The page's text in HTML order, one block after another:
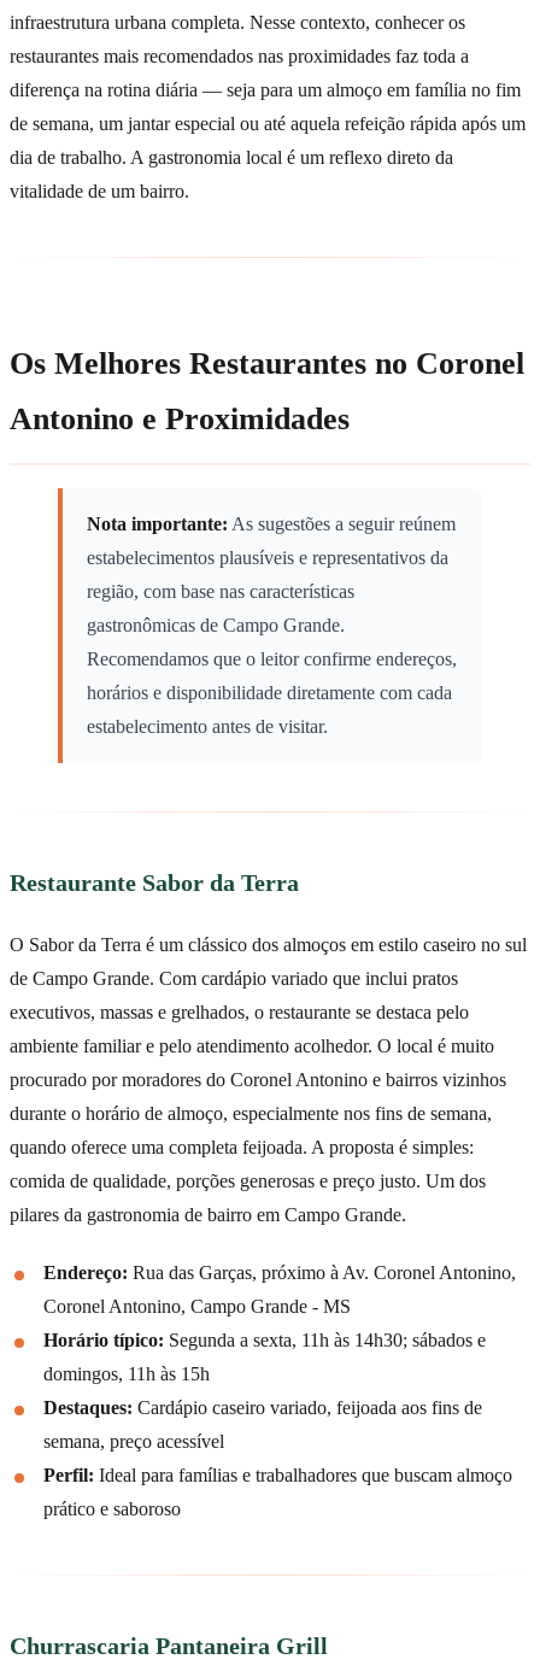
infraestrutura urbana completa. Nesse contexto, conhecer os
restaurantes mais recomendados nas proximidades faz toda a
diferença na rotina diária — seja para um almoço em família no fim
de semana, um jantar especial ou até aquela refeição rápida após um
dia de trabalho. A gastronomia local é um reflexo direto da
vitalidade de um bairro.
Os Melhores Restaurantes no Coronel
Antonino e Proximidades
Nota importante: As sugestões a seguir reúnem
estabelecimentos plausíveis e representativos da
região, com base nas características
gastronômicas de Campo Grande.
Recomendamos que o leitor confirme endereços,
horários e disponibilidade diretamente com cada
estabelecimento antes de visitar.
Restaurante Sabor da Terra
O Sabor da Terra é um clássico dos almoços em estilo caseiro no sul
de Campo Grande. Com cardápio variado que inclui pratos
executivos, massas e grelhados, o restaurante se destaca pelo
ambiente familiar e pelo atendimento acolhedor. O local é muito
procurado por moradores do Coronel Antonino e bairros vizinhos
durante o horário de almoço, especialmente nos fins de semana,
quando oferece uma completa feijoada. A proposta é simples:
comida de qualidade, porções generosas e preço justo. Um dos
pilares da gastronomia de bairro em Campo Grande.
Endereço: Rua das Garças, próximo à Av. Coronel Antonino,
Coronel Antonino, Campo Grande - MS
Horário típico: Segunda a sexta, 11h às 14h30; sábados e
domingos, 11h às 15h
Destaques: Cardápio caseiro variado, feijoada aos fins de
semana, preço acessível
Perfil: Ideal para famílias e trabalhadores que buscam almoço
prático e saboroso
Churrascaria Pantaneira Grill